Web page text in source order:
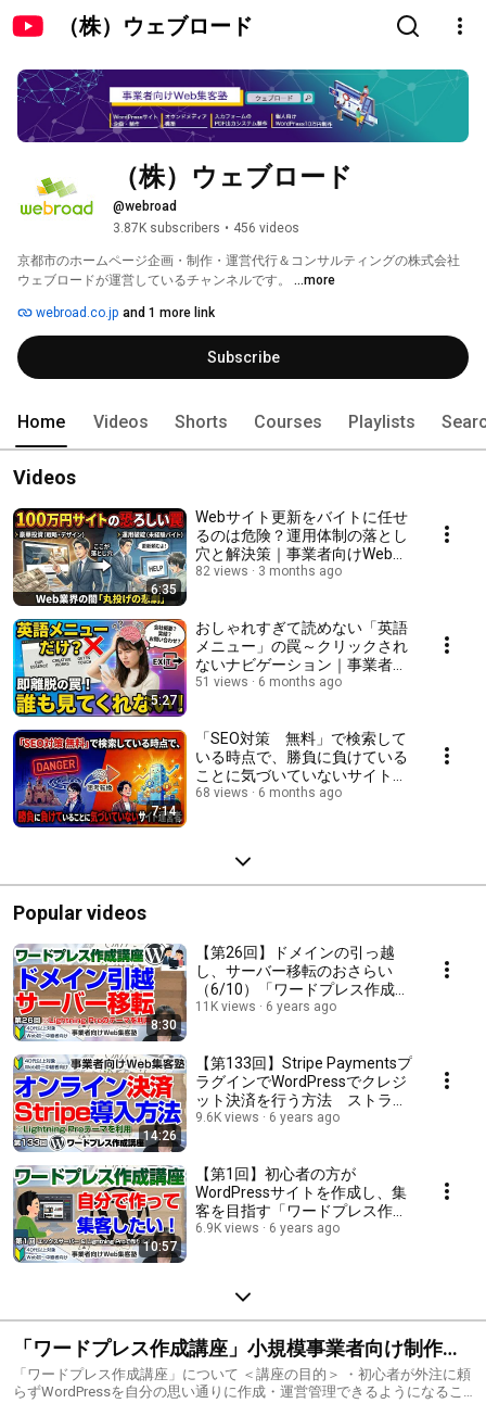
（株）ウェブロード
（株）ウェブロード
@webroad
3.87K subscribers • 456 videos
京都市のホームページ企画・制作・運営代行＆コンサルティングの株式会社
ウェブロードが運営しているチャンネルです。 ...more
webroad.co.jp and 1 more link
Subscribe
Home Videos Shorts Courses Playlists
Videos
6:35
Webサイト更新をバイトに任せ
るのは危険？運用体制の落とし
穴と解決策｜事業者向けWeb集
客塾【ウェブロード】
82 views 3 months ago
5:27
おしゃれすぎて読めない「英語
メニュー」の罠～クリックされ
ないナビゲーション｜事業者向
けWeb集客塾【ウェブロード】
51 views 6 months ago
7:14
「SEO対策 無料」で検索して
いる時点で、勝負に負けている
ことに気づいていないサイト運
営者｜事業者向けWeb集客塾
68 views 6 months ago
Popular videos
8:30
【第26回】ドメインの引っ越
し、サーバー移転のおさらい
（6/10）「ワードプレス作成講
座」ドメインとIPアドレスの関
11K views 6 years ago
14:26
【第133回】Stripe Paymentsプ
ラグインでWordPressでクレジ
ット決済を行う方法 ストライ
プでWordPressにオンライン決
9.6K views 6 years ago
10:57
【第1回】初心者の方が
WordPressサイトを作成し、集
客を目指す「ワードプレス作成
講座」（※Lightningテーマ利
6.9K views 6 years ago
「ワードプレス作成講座」小規模事業者向け制作・
運営・集客講座
「ワードプレス作成講座」について ＜講座の目的＞ ・初心者が外注に頼
らずWordPressを自分の思い通りに作成・運営管理できるようになるこ